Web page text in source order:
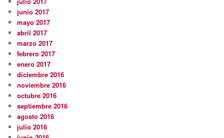
junio 2017
mayo 2017
abril 2017
marzo 2017
febrero 2017
enero 2017
diciembre 2016
noviembre 2016
octubre 2016
septiembre 2016
agosto 2016
julio 2016